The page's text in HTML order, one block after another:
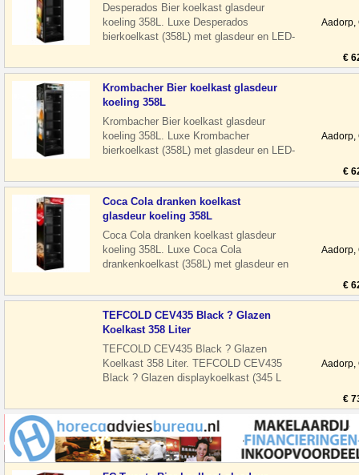
Desperados Bier koelkast glasdeur
koeling 358L. Luxe Desperados
bierkoelkast (358L) met glasdeur en LED-
voo
Aadorp,
€
Krombacher Bier koelkast glasdeur
koeling 358L
Krombacher Bier koelkast glasdeur
koeling 358L. Luxe Krombacher
bierkoelkast (358L) met glasdeur en LED-
voo
Aadorp,
€
Coca Cola dranken koelkast
glasdeur koeling 358L
Coca Cola dranken koelkast glasdeur
koeling 358L. Luxe Coca Cola
drankenkoelkast (358L) met glasdeur en
ideaal
Aadorp,
€
TEFCOLD CEV435 Black ? Glazen
Koelkast 358 Liter
TEFCOLD CEV435 Black ? Glazen
Koelkast 358 Liter. TEFCOLD CEV435
Black ? Glazen displaykoelkast (345 L
een professio
Aadorp,
€